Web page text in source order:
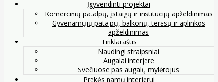
Įgyvendinti projektai
Komercinių patalpų, įstaigų ir institucijų apželdinimas
Gyvenamųjų patalpų, balkonų, terasų ir aplinkos
apželdinimas
Tinklaraštis
Naudingi straipsniai
Augalai interjere
Svečiuose pas augalų mylėtojus
Prekės namų interjerui